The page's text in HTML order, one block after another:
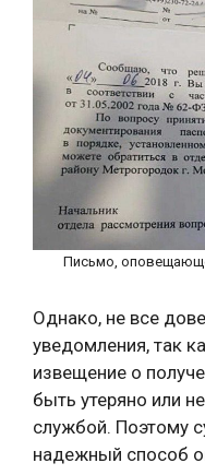
Письмо,
Однако, не все
уведомления, так
извещение о
быть утеряно или
службой. Поэтому
надежный способ